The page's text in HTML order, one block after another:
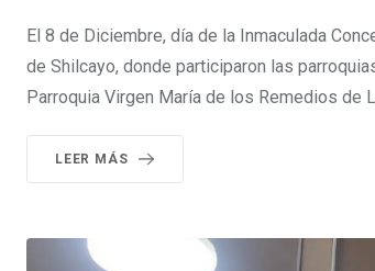
El 8 de Diciembre, día de la Inmaculada
de Shilcayo, donde participaron las
Parroquia Virgen María de los Remedios de
LEER MÁS